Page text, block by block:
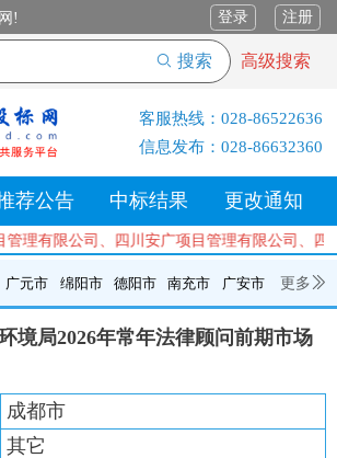
! 登录 注册
搜索 高级搜索
客服热线： 028-86522636
信息发布： 028-86632360
荐公告 中标结果 更改通知
司、四川安广项目管理有限公司、
广元市 绵阳市 德阳市 南充市 广安市 更多
绵阳市 德阳市 南充市 广安市
遂宁市
眉山市 雅安市 阿坝州 甘孜州 凉山州
境局2026年常年法律顾问前期市场
成都市
其它